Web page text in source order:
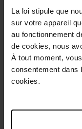
La loi stipule que
sur votre appareil
au fonctionnement
de cookies, nous
À tout moment,
consentement dans
cookies.
Beschrijving
Gebruiksadvies